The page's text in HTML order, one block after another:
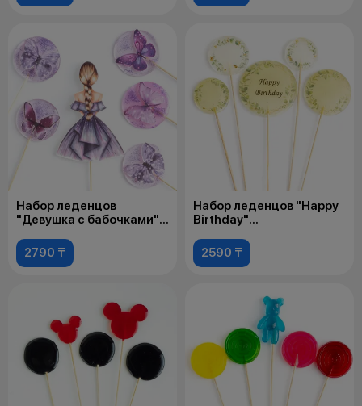
Набор леденцов
"Девушка с бабочками"
2790 ₸
Набор леденцов "Happy
Birthday"
2590 ₸